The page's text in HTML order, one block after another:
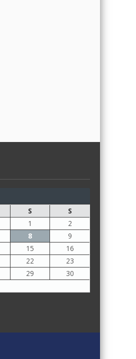
S
S
1
2
8
9
15
16
22
23
29
30